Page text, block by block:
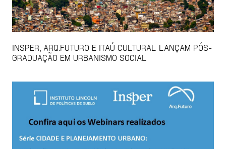
INSPER, ARQ.FUTURO E ITAÚ CULTURAL LANÇAM PÓS-
GRADUAÇÃO EM URBANISMO SOCIAL